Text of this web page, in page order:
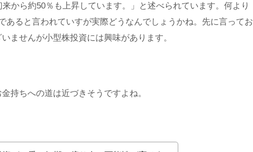
から約50％も上昇しています。」と述べられています。何より
あると言われていすが実際どうなんでしょうかね。先に言ってお
ませんが小型株投資には興味があります。
持ちへの道は近づきそうですよね。